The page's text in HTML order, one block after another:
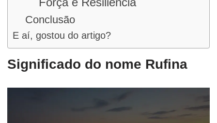
Conclusão
E aí, gostou do artigo?
Significado do nome Rufina